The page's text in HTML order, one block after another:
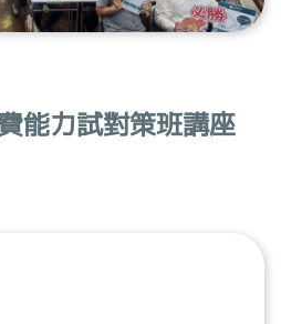
能力試對策班講座